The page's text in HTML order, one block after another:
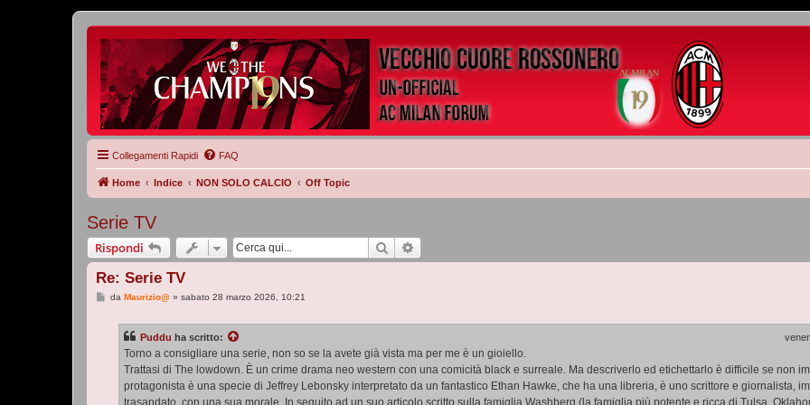
Collegamenti Rapidi FAQ
Home Indice NON SOLO CALCIO Off Topic
Serie TV
Rispondi Cerca
Re: Serie TV
Mda Maurizio@» sabato 28 marzo 2026, 10:21
Puddu ha scritto:
Torno a consigliare una serie, non so se la avete già vista ma per me è un gioiello.
Trattasi di The lowdown. È un crime drama neo western con una comicità black e surreale. Ma descriverlo ed etichettarlo è difficile se non
protagonista è una specie di Jeffrey Lebonsky interpretato da un fantastico Ethan Hawke, che ha una libreria, è uno scrittore e giornalista,